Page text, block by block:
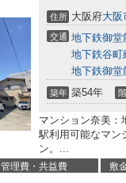
住所 大阪府大阪
交通 地下鉄御堂
地下鉄谷町
地下鉄御堂
築年 築54年
マンション奈美：
駅利用可能なマン
ン。...
管理費・共益費 敷